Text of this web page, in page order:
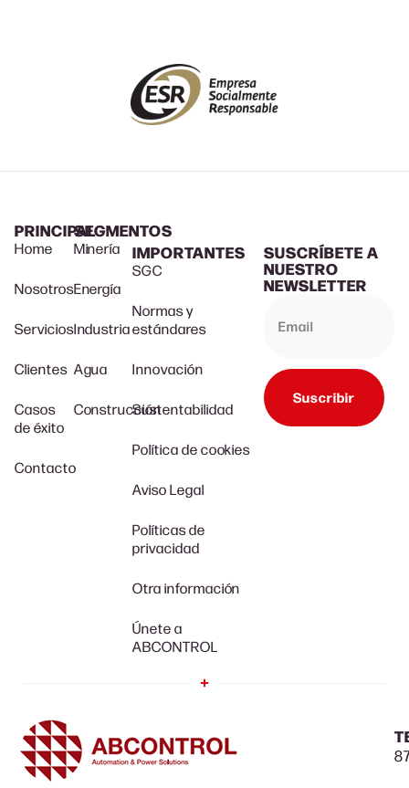
PRINCIPAL
Home
Nosotros
Servicios
Clientes
Casos
de éxito
Contacto
SEGMENTOS
Minería
Energía
Industria
Agua
Construcción
IMPORTANTES
SGC
Normas y
estándares
Innovación
Sustentabilidad
Política de cookies
Aviso Legal
Políticas de
privacidad
Otra información
Únete a
ABCONTROL
SUSCRÍBETE A
NUESTRO
NEWSLETTER
Suscribir